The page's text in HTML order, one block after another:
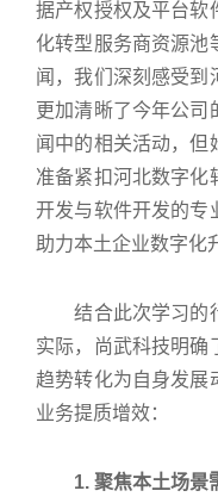
据产权授权及平台软
化转型服务商资源池
闻，我们深刻感受到
更加清晰了今年公司
闻中的相关活动，但
准备紧扣河北数字化
开发与软件开发的专
助力本土企业数字化
结合此次学习的行
实际，尚武科技明确
趋势转化为自身发展
业务提质增效：
1. 聚焦本土场景